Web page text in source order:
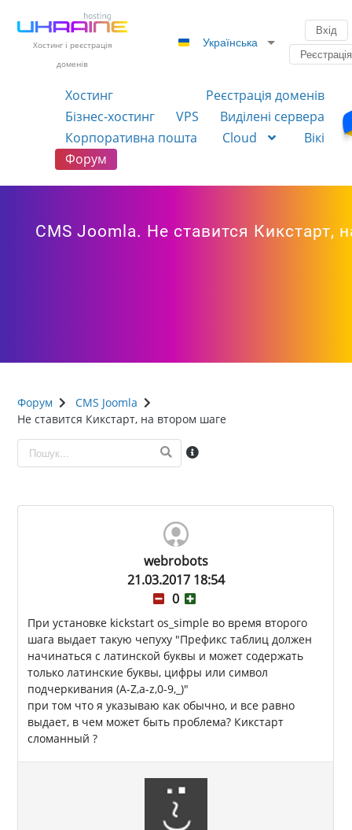
Хостинг і реєстрація
доменів
Українська
Вхід
Реєстрація
Хостинг
Реєстрація доменів
Бізнес-хостинг
VPS
Виділені сервера
Корпоративна пошта
Cloud
Вікі
Форум
CMS Joomla. Не ставится Кикстарт,
Форум
CMS Joomla
Не ставится Кикстарт, на втором шаге
webrobots
21.03.2017 18:54
0
При установке kickstart os_simple во время второго
шага выдает такую чепуху "Префикс таблиц должен
начинаться с латинской буквы и может содержать
только латинские буквы, цифры или символ
подчеркивания (A-Z,a-z,0-9,_)"
при том что я указываю как обычно, и все равно
выдает, в чем может быть проблема? Кикстарт
сломанный ?